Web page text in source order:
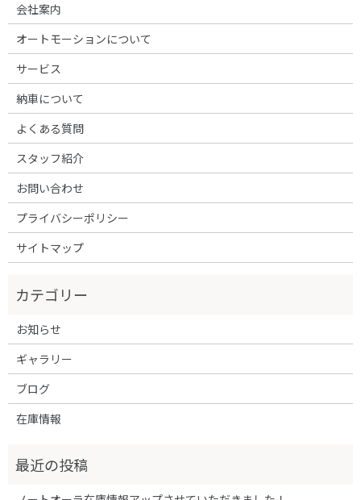
会社案内
オートモーションについて
サービス
納車について
よくある質問
スタッフ紹介
お問い合わせ
プライバシーポリシー
サイトマップ
お知らせ
ギャラリー
ブログ
在庫情報